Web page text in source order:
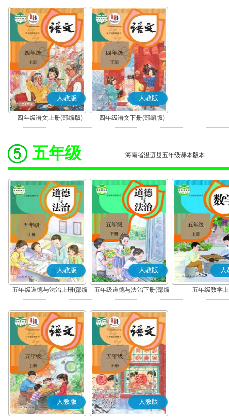
人教版
四年级语文上册(部编版)
人教版
四年级语文下册(部编版)
五年级 海南省澄迈县五年级课本版本
人教版
五年级道德与法治上册(部编
版)
人教版
五年级道德与法治下册(部编
版)
人
五年级数学
人教版 人教版